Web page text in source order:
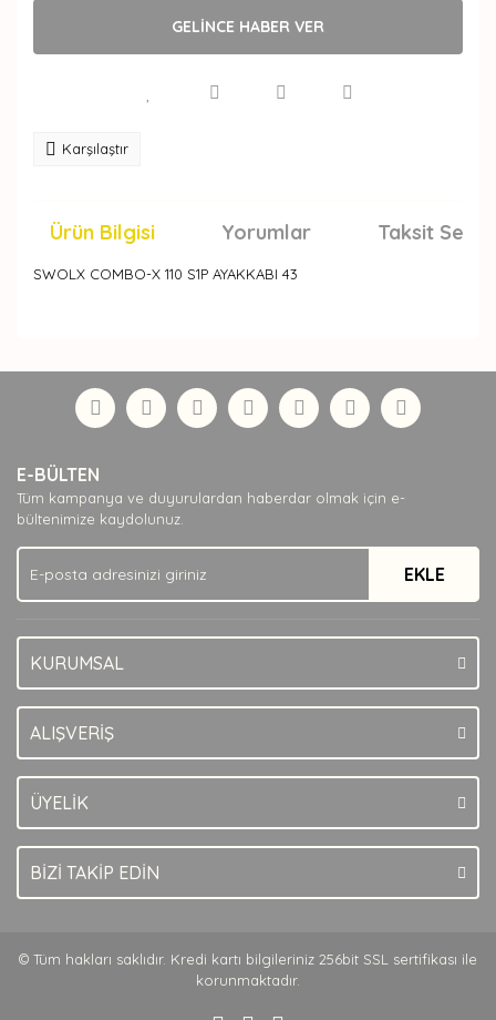
GELİNCE HABER VER
Karşılaştır
Ürün Bilgisi Yorumlar Taksit
SWOLX COMBO-X 110 S1P AYAKKABI 43
Yorum Yaz
formunu kullanarak tarafımıza iletebilirsiniz.
Görüş ve önerileriniz için teşekkür ederiz.
Ürün açıklamasında eksik bilgiler bulunuyor.
Ürün bilgilerinde hatalar bulunuyor.
Ürün fiyatı diğer sitelerden daha pahalı.
Bu ürüne benzer farklı alternatifler olmalı.
E-BÜLTEN
Tüm kampanya ve duyurulardan haberdar olmak için e-
bültenimize kaydolunuz.
EKLE
KURUMSAL
ALIŞVERİŞ
ÜYELİK
BİZİ TAKİP EDİN
© Tüm hakları saklıdır. Kredi kartı bilgileriniz 256bit SSL sertifikası ile
korunmaktadır.